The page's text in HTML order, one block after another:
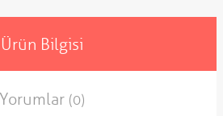
Ürün Bilgisi
Yorumlar (0)